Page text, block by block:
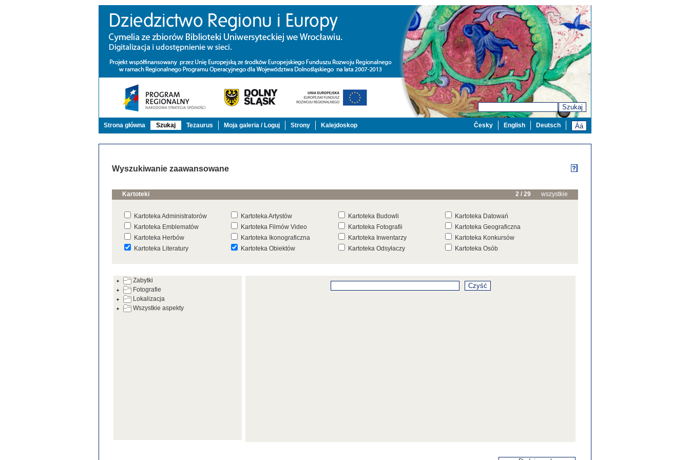
Szukaj
Strona główna Szukaj Tezaurus Moja galeria / Loguj Strony Kalejdoskop Deutsch
English
Česky
Wyszukiwanie zaawansowane
Kartoteki 2 / 29 wszystkie
Kartoteka Administratorów Kartoteka Artystów Kartoteka Budowli
Kartoteka Datowań
Kartoteka Emblematów
Kartoteka Filmów Video Kartoteka Fotografii
Kartoteka Geograficzna
Kartoteka Herbów
Kartoteka Ikonograficzna Kartoteka Inwentarzy
Kartoteka Konkursów
Kartoteka Literatury
Kartoteka Obiektów Kartoteka Odsyłaczy
Kartoteka Osób
Kartoteka Warsztatów
Kartoteka Wydarzeń Inwentarza
Kartoteka Wystaw
Kartoteka Zabytków
Kartoteka Znaków, Stempli i Punc Kartoteka Źródeł
Zabytki
Fotografie
Lokalizacja
Wszystkie aspekty